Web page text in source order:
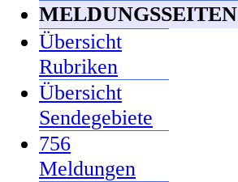
MELDUNGSSEITEN
Übersicht
Rubriken
Übersicht
Sendegebiete
756
Meldungen